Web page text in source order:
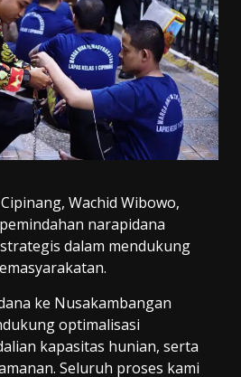
Wachid Wibowo,
narapidana
dalam mendukung
ke Nusakambangan
optimalisasi
kapasitas hunian, serta
Seluruh proses kami